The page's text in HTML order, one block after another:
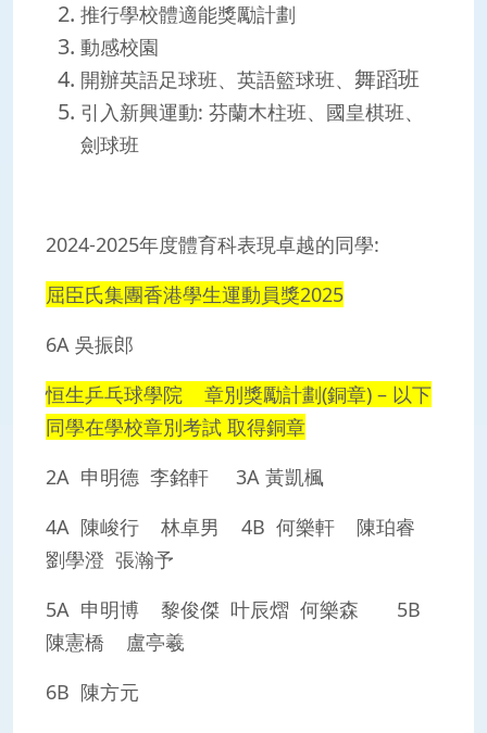
推行學校體適能獎勵計劃
動感校園
開辦英語足球班、英語籃球班、 舞蹈班
引入新興運動: 芬蘭木柱班、國皇棋班、
劍球班
2024-2025年度體育科表現卓越的同學:
屈臣氏集團香港學生運動員獎2025
6A 吳振郎
恒生乒乓球學院 章別獎勵計劃(銅章) – 以下
同學在學校章別考試 取得銅章
2A 申明德 李銘軒 3A 黃凱楓
4A 陳峻行 林卓男 4B 何樂軒 陳珀睿
劉學澄 張瀚予
5A 申明博 黎俊傑 叶辰熠 何樂森 5B
陳憲橋 盧亭羲
6B 陳方元